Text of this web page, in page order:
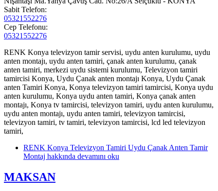
Sabit Telefon:
05321552276
Cep Telefonu:
05321552276
RENK Konya televizyon tamir servisi, uydu anten kurulumu, uydu
anten montajı, uydu anten tamiri, çanak anten kurulumu, çanak
anten tamiri, merkezi uydu sistemi kurulumu, Televizyon tamiri
tamircisi Konya, Uydu Çanak anten montajı Konya, Uydu Çanak
anten Tamiri Konya, Konya televizyon tamiri tamircisi, Konya uydu
anten kurulumu, Konya uydu anten tamiri, Konya çanak anten
montajı, Konya tv tamircisi, televizyon tamiri, uydu anten kurulumu,
uydu anten montajı, uydu anten tamiri, televizyon tamircisi,
televizyon tamiri, tv tamiri, televizyon tamircisi, lcd led televizyon
tamiri,
RENK Konya Televizyon Tamiri Uydu Çanak Anten Tamir
Montaj hakkında devamını oku
MAKSAN